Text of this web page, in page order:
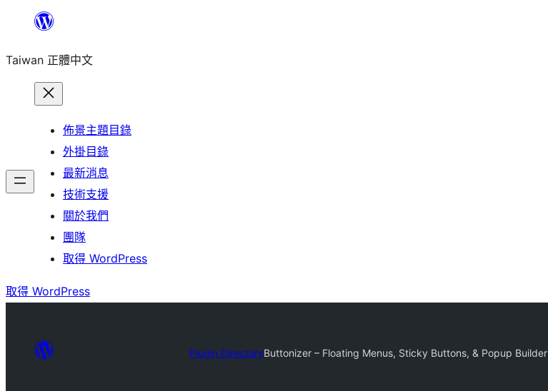
主
Taiwan 正體中文
佈景主題目錄
外掛目錄
最新消息
技術支援
關於我們
團隊
取得 WordPress
取得 WordPress
Plugin DirectoryButtonizer – Floating Menus, Sticky Buttons, & Popup Builder